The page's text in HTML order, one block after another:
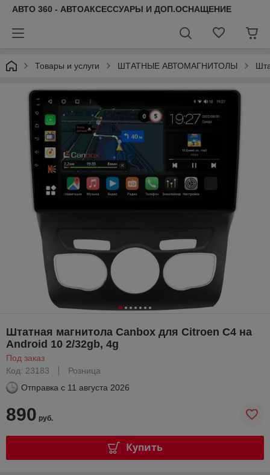
АВТО 360 - АВТОАКСЕССУАРЫ И ДОП.ОСНАЩЕНИЕ
Товары и услуги ШТАТНЫЕ АВТОМАГНИТОЛЫ
Штатная магнитола Canbox для Citroen C4 на
Android 10 2/32gb, 4g
Под заказ
Код: 23183
Розница
Отправка с 11 августа 2026
890 руб.
Купить